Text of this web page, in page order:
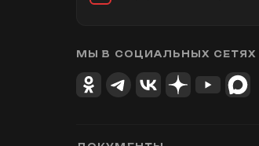
МЫ В СОЦИАЛЬНЫХ СЕТЯХ